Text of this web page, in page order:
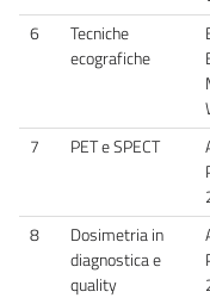
6
Tecniche
ecografiche
7
PET e SPECT
8
Dosimetria in
diagnostica e
quality